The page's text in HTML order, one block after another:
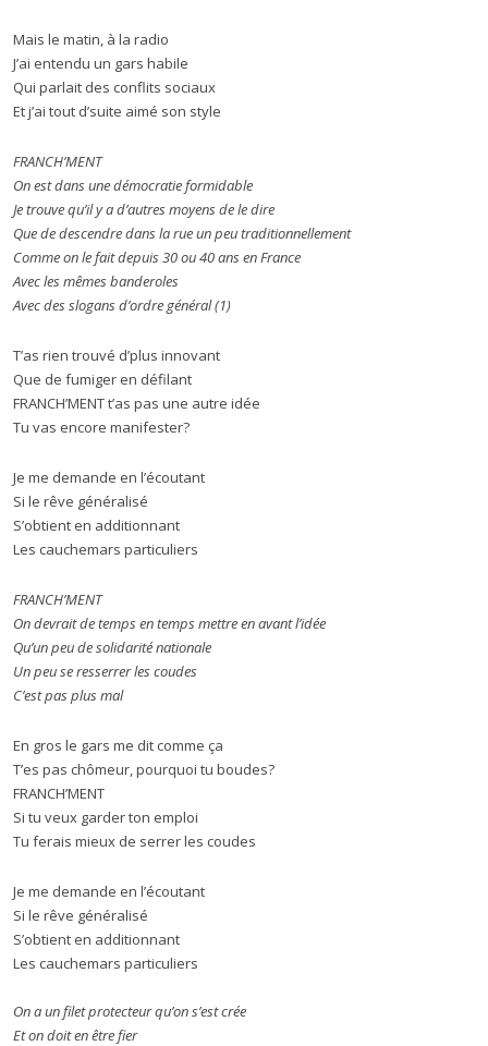
Mais le matin, à la radio
J’ai entendu un gars habile
Qui parlait des conflits sociaux
Et j’ai tout d’suite aimé son style
FRANCH’MENT
On est dans une démocratie formidable
Je trouve qu’il y a d’autres moyens de le dire
Que de descendre dans la rue un peu traditionnellement
Comme on le fait depuis 30 ou 40 ans en France
Avec les mêmes banderoles
Avec des slogans d’ordre général (1)
T’as rien trouvé d’plus innovant
Que de fumiger en défilant
FRANCH’MENT t’as pas une autre idée
Tu vas encore manifester?
Je me demande en l’écoutant
Si le rêve généralisé
S’obtient en additionnant
Les cauchemars particuliers
FRANCH’MENT
On devrait de temps en temps mettre en avant l’idée
Qu’un peu de solidarité nationale
Un peu se resserrer les coudes
C’est pas plus mal
En gros le gars me dit comme ça
T’es pas chômeur, pourquoi tu boudes?
FRANCH’MENT
Si tu veux garder ton emploi
Tu ferais mieux de serrer les coudes
Je me demande en l’écoutant
Si le rêve généralisé
S’obtient en additionnant
Les cauchemars particuliers
On a un filet protecteur qu’on s’est crée
Et on doit en être fier